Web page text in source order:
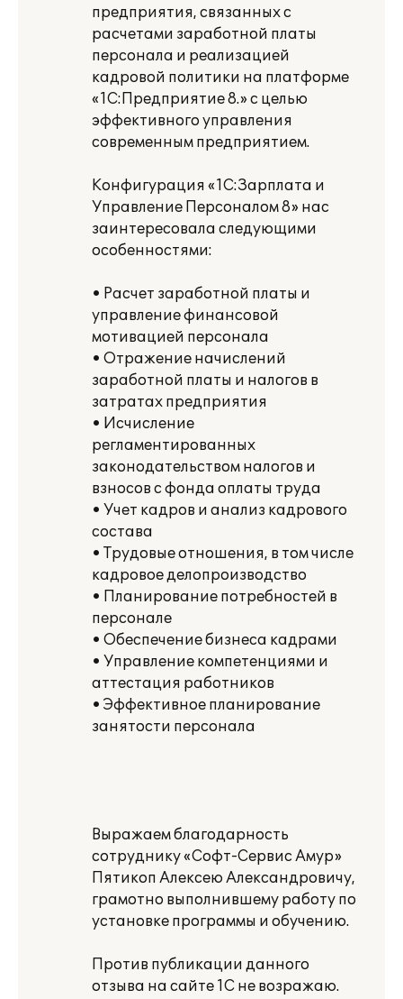
предприятия, связанных с
расчетами заработной платы
персонала и реализацией
кадровой политики на платформе
«1С:Предприятие 8.» с целью
эффективного управления
современным предприятием.
Конфигурация «1С:Зарплата и
Управление Персоналом 8» нас
заинтересовала следующими
особенностями:
• Расчет заработной платы и
управление финансовой
мотивацией персонала
• Отражение начислений
заработной платы и налогов в
затратах предприятия
• Исчисление
регламентированных
законодательством налогов и
взносов с фонда оплаты труда
• Учет кадров и анализ кадрового
состава
• Трудовые отношения, в том числе
кадровое делопроизводство
• Планирование потребностей в
персонале
• Обеспечение бизнеса кадрами
• Управление компетенциями и
аттестация работников
• Эффективное планирование
занятости персонала
Выражаем благодарность
сотруднику «Софт-Сервис Амур»
Пятикоп Алексею Александровичу,
грамотно выполнившему работу по
установке программы и обучению.
Против публикации данного
отзыва на сайте 1С не возражаю.